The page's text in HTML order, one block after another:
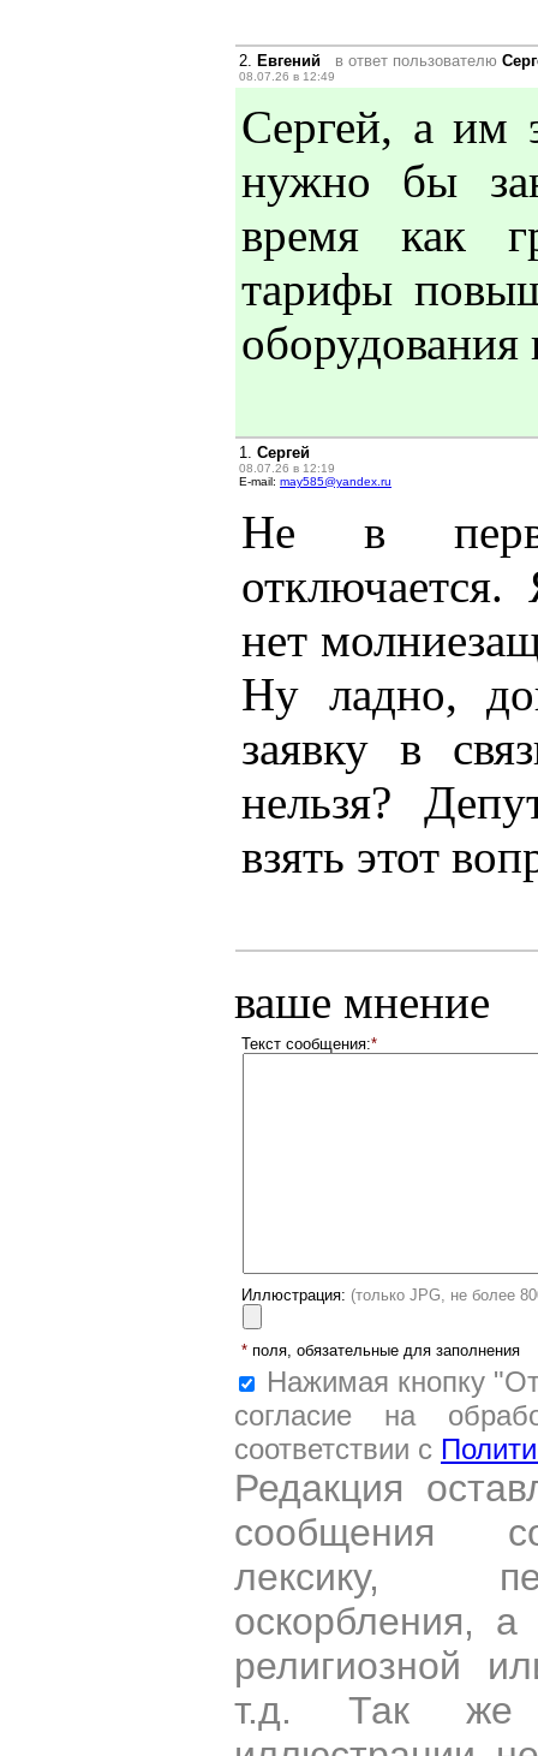
2. Евгений в ответ пользователю
08.07.26 в 12:49
Сергей, а им
нужно бы
время как
тарифы
оборудования
1. Сергей
08.07.26 в 12:19
E-mail: may585@yandex.ru
Не в
нет
Ну ладно,
заявку в
нельзя?
взять этот
ваше мнение
Текст сообщения:*
Иллюстрация: (только JPG, не более
* поля, обязательные для заполнения
Нажимая кнопку
согласие на
соответствии с
Редакция
сообщения
лексику,
оскорбления,
религиозной
т.д. Так же